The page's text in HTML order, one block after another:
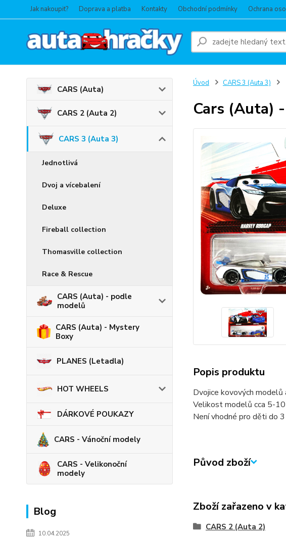
Jak nakoupit? Doprava a platba Kontakty Obchodní podmínky Ochrana
CARS (Auta)
CARS 2 (Auta 2)
CARS 3 (Auta 3)
Jednotlivá
Dvoj a vícebalení
Deluxe
Fireball collection
Thomasville collection
Race & Rescue
CARS (Auta) - podle
modelů
CARS (Auta) - Mystery
Boxy
PLANES (Letadla)
HOT WHEELS
DÁRKOVÉ POUKAZY
CARS - Vánoční modely
CARS - Velikonoční
modely
Blog
10.04.2025
Úvod CARS 3 (Auta 3)
Cars (Auta)
Popis produktu
Dvojice kovových
Velikost modelů cca 5-
Není vhodné pro děti do
Původ zboží
Zboží zařazeno v
CARS 2 (Auta 2)